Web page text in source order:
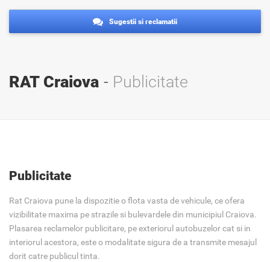
Sugestii si reclamatii
RAT Craiova Publicitate
Publicitate
Rat Craiova pune la dispozitie o flota vasta de vehicule, ce ofera
vizibilitate maxima pe strazile si bulevardele din municipiul Craiova.
Plasarea reclamelor publicitare, pe exteriorul autobuzelor cat si in
interiorul acestora, este o modalitate sigura de a transmite mesajul
dorit catre publicul tinta.